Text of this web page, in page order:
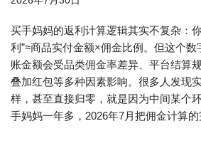
买手妈妈的返利计算逻辑其实不复杂：
利”≈商品实付金额×佣金比例。但这个数
账金额会受品类佣金率差异、平台结算
叠加红包等多种因素影响。很多人发现
样，甚至直接归零，就是因为中间某个
手妈妈一年多，2026年7月把佣金计算